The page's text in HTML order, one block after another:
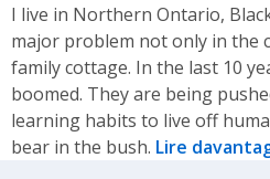
I live in Northern Ontario,
major problem not only in the
family cottage. In the last 10
boomed. They are being
learning habits to live off
bear in the bush. Lire